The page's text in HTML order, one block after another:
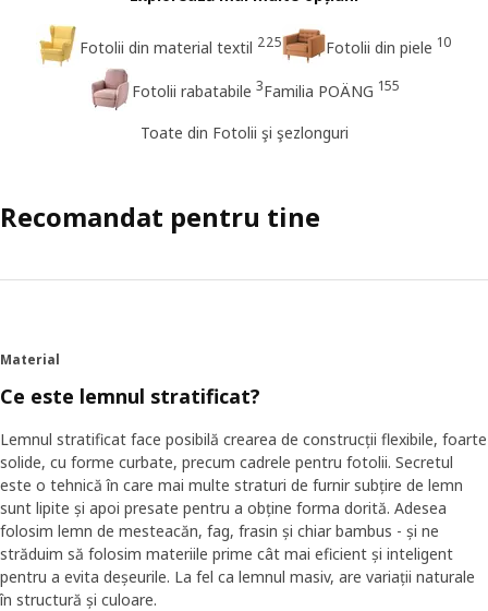
Fotolii din material textil 225 Fotolii din piele 10
Fotolii rabatabile 3Familia POÄNG 155
Toate din Fotolii şi şezlonguri
Recomandat pentru tine
Material
Ce este lemnul stratificat?
Lemnul stratificat face posibilă crearea de construcții flexibile, foarte
solide, cu forme curbate, precum cadrele pentru fotolii. Secretul
este o tehnică în care mai multe straturi de furnir subțire de lemn
sunt lipite și apoi presate pentru a obține forma dorită. Adesea
folosim lemn de mesteacăn, fag, frasin și chiar bambus - și ne
străduim să folosim materiile prime cât mai eficient și inteligent
pentru a evita deșeurile. La fel ca lemnul masiv, are variații naturale
în structură și culoare.